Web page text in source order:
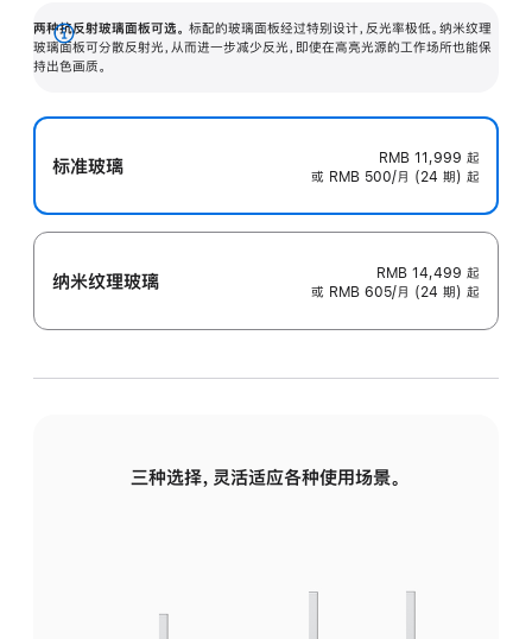
两种抗反射玻璃面板可选。 标配的玻璃面板经过特别设计，反光率极低。纳米纹理
玻璃面板可分散反射光，从而进一步减少反光，即使在高亮光源的工作场所也能保
持出色画质。
展
开
标准玻璃 RMB 11,999 起
或 RMB 500/月 (24 期) 起
纳米纹理玻璃 RMB 14,499 起
或 RMB 605/月 (24 期) 起
三种选择，灵活适应各种使用场景。